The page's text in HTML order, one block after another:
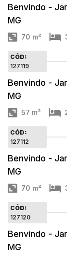
Benvindo -
MG
70 m²
CÓD:
127119
Benvindo -
MG
57 m²
CÓD:
127112
Benvindo -
MG
70 m²
CÓD:
127120
Benvindo -
MG